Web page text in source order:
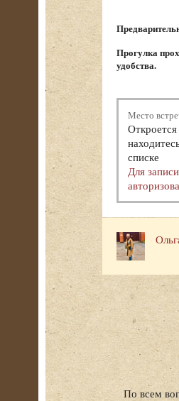
Прогулка
удобства.
Место
списке
Для
По всем